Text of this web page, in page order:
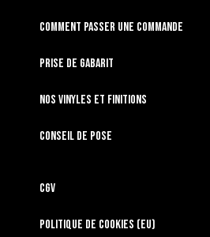
Comment passer une commande
Prise de gabarit
Nos vinyles et finitions
Conseil de pose
CGV
Politique de cookies (EU)